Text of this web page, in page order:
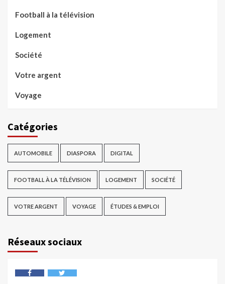
Football à la télévision
Logement
Société
Votre argent
Voyage
Catégories
AUTOMOBILE DIASPORA DIGITAL
FOOTBALL À LA TÉLÉVISION LOGEMENT SOCIÉTÉ
VOTRE ARGENT VOYAGE ÉTUDES & EMPLOI
Réseaux sociaux